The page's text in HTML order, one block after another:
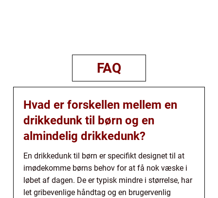
FAQ
Hvad er forskellen mellem en
drikkedunk til børn og en
almindelig drikkedunk?
En drikkedunk til børn er specifikt designet til at
imødekomme børns behov for at få nok væske i
løbet af dagen. De er typisk mindre i størrelse, har
let gribevenlige håndtag og en brugervenlig